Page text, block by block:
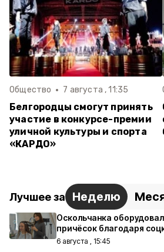
Общество 7 августа , 11:35
Белгородцы смогут принять
участие в конкурсе-премии
уличной культуры и спорта
«КАРДО»
Лучшее за Неделю
Оскольчанка
причёсок благодаря
6 августа , 15:45